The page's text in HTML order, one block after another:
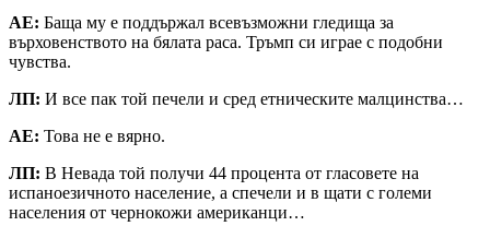
АЕ: Баща му е поддържал всевъзможни гледища за
върховенството на бялата раса. Тръмп си играе с подобни
чувства.
ЛП: И все пак той печели и сред етническите малцинства…
АЕ: Това не е вярно.
ЛП: В Невада той получи 44 процента от гласовете на
испаноезичното население, а спечели и в щати с големи
населения от чернокожи американци…